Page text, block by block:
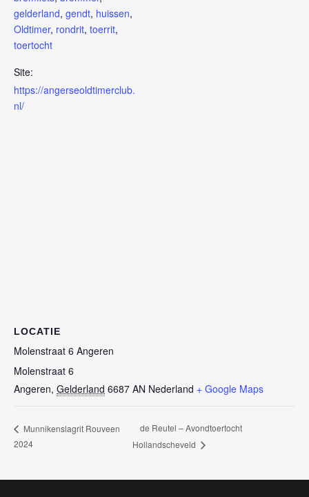
gelderland, gendt, huissen,
Oldtimer, rondrit, toerrit,
toertocht
Site:
https://angerseoldtimerclub.
nl/
LOCATIE
Molenstraat 6 Angeren
Molenstraat 6
Angeren, Gelderland 6687 AN Nederland + Google Maps
Munnikenslagrit Rouveen
2024
de Reutel – Avondtoertocht
Hollandscheveld